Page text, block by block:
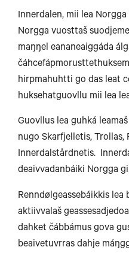
Innerdalen, mii lea
Norgga vuosttaš
maŋŋel eananeaiggáda
hirpmahuhtti go das leat
huksehatguovllu mii lea
Guovllus lea guhká
nugo Skarfjelletis, Trollas,
Innerdalstårdnetis.
deaivvadanbáiki Norgga
Renndølgeassebáikkis lea
aktiivvalaš
dahket čábbámus gova
beaivetuvrras dahje